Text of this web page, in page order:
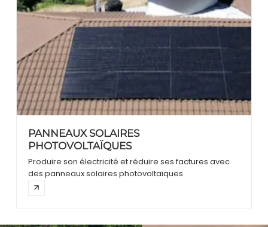
PANNEAUX SOLAIRES
PHOTOVOLTAÏQUES
Produire son électricité et réduire ses factures avec
des panneaux solaires photovoltaïques